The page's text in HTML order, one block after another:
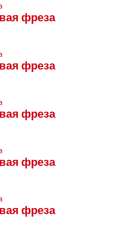
фреза
фреза
фреза
фреза
фреза